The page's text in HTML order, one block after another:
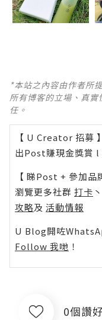
*本站之內容由作者所
所有博客的立場、真
任。
【 U Creator 招募 】
出Post賺現金獎賞 l
【 睇Post + 參加品
瀏覽更多社群 打卡 丶
攻略及 活動情報
U Blog開咗
Follow 我哋 ！
0個讚